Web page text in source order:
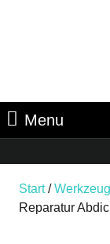
Menu
Start/Werkzeug
Reparatur